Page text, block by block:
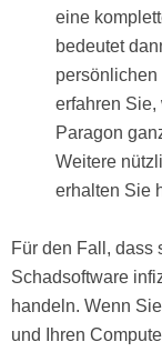
eine
bedeutet
persönlichen
erfahren Sie,
Paragon
Weitere
erhalten Sie
Für den Fall, dass
Schadsoftware
handeln. Wenn
und Ihren